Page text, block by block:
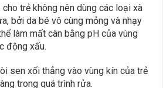
trẻ không nên dùng các loại xà
bởi da bé vô cùng mỏng và nhạy
làm mất cân bằng pH của vùng
động xấu.
sen xối thẳng vào vùng kín của trẻ
trong quá trình rửa.